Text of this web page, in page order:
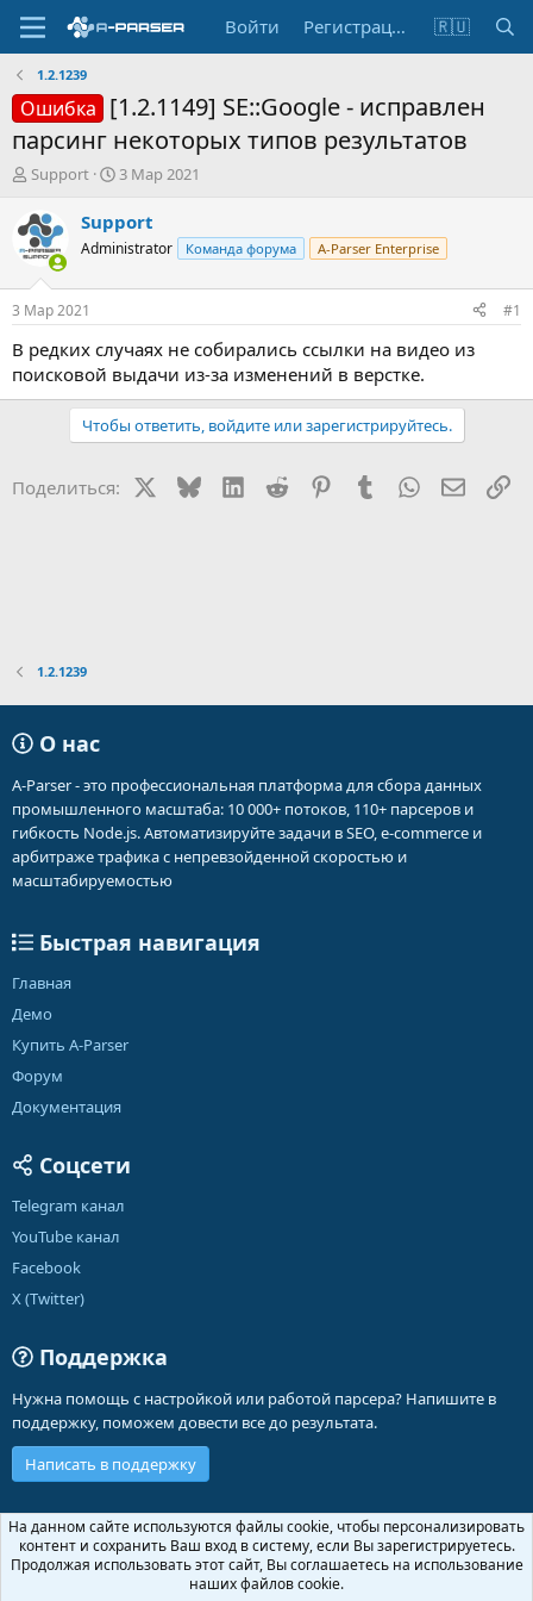
Войти Регистрация 🇷🇺
1.2.1239
Ошибка [1.2.1149] SE::Google - исправлен
парсинг некоторых типов результатов
А
т
о
р
т
е
м
ы
Support
Д
т
а
н
а
л
а
3 Мар 2021
Support
Administrator Команда форума A-Parser Enterprise
3 Мар 2021 #1
В редких случаях не собирались ссылки на видео из
поисковой выдачи из-за изменений в верстке.
Чтобы ответить, войдите или зарегистрируйтесь.
Поделиться: BlueskyLinkedIn
Reddit PinterestTumblr WhatsApp
1.2.1239
О нас
A-Parser - это профессиональная платформа для сбора данных
промышленного масштаба: 10 000+ потоков, 110+ парсеров и
гибкость Node.js. Автоматизируйте задачи в SEO, e-commerce и
арбитраже трафика с непревзойденной скоростью и
масштабируемостью
Быстрая навигация
Главная
Демо
Купить A-Parser
Форум
Документация
Соцсети
Telegram канал
YouTube канал
Facebook
X (Twitter)
Поддержка
Нужна помощь с настройкой или работой парсера? Напишите в
поддержку, поможем довести все до результата.
Написать в поддержку
Russian (RU)
Обратная связь
Условия и правила
Политика конфиденциальности
Помощь
На данном сайте используются файлы cookie, чтобы персонализировать
контент и сохранить Ваш вход в систему, если Вы зарегистрируетесь.
Продолжая использовать этот сайт, Вы соглашаетесь на использование
наших файлов cookie.